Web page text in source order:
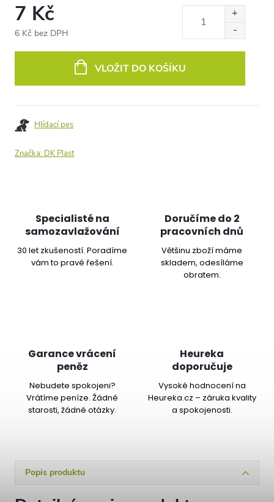
7 Kč
6 Kč bez DPH
VLOŽIT DO KOŠÍKU
Hlídací pes
Značka: DK Plast
Specialisté na
samozavlažování
30 let zkušeností. Poradíme
vám to pravé řešení.
Doručíme do 2
pracovních dnů
Většinu zboží máme
skladem, odesíláme
obratem.
Garance vrácení
peněz
Nebudete spokojeni?
Vrátíme peníze. Žádné
starosti, žádné otázky.
Heureka
doporučuje
Vysoké hodnocení na
Heureka.cz – záruka kvality
a spokojenosti.
Popis produktu